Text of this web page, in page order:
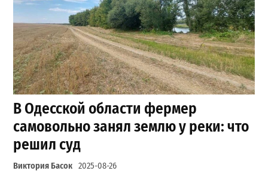
В Одесской области фермер
самовольно занял землю у реки: что
решил суд
Виктория Басок 2025-08-26